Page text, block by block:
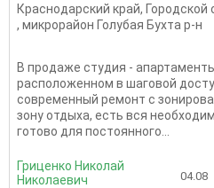
Краснодарский край, Городской
, микрорайон Голубая Бухта р-н
В продаже студия -
расположенном в шаговой
современный ремонт с
зону отдыха, есть вся
готово для постоянного...
Гриценко Николай
Николаевич
04.08